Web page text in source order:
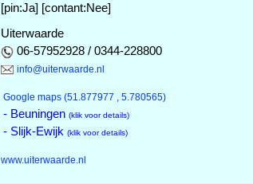
[pin:Ja] [contant:Nee]
Uiterwaarde
06-57952928 / 0344-228800
info@uiterwaarde.nl
Google maps (51.877977 , 5.780565)
- Beuningen (klik voor details)
- Slijk-Ewijk (klik voor details)
www.uiterwaarde.nl